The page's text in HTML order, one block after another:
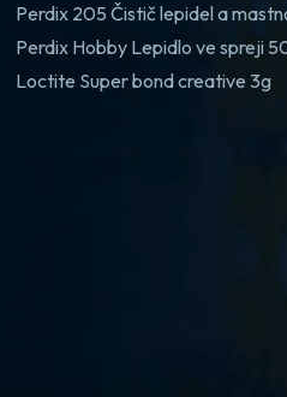
Perdix 205 Čistič lepidel a
Perdix Hobby Lepidlo ve spreji
Loctite Super bond creative 3g